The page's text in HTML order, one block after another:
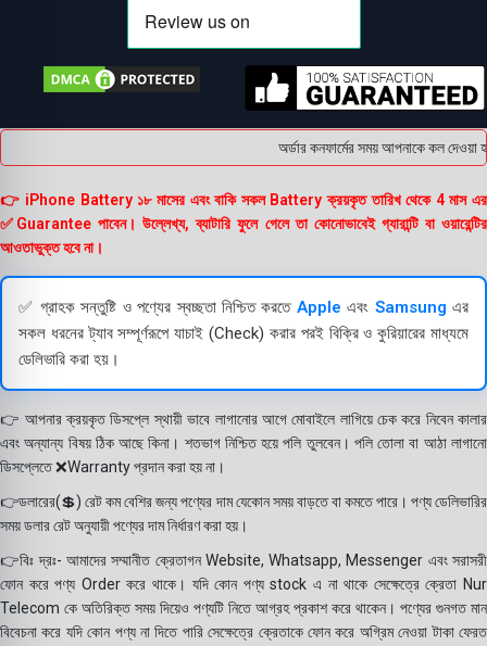
অর্ডার কনফার্মের সময় আপনাকে কল দেওয়া
👉 iPhone Battery ১৮ মাসের এবং বাকি সকল Battery ক্রয়কৃত তারিখ থেকে 4 মাস এর
✅Guarantee পাবেন। উল্লেখ্য, ব্যাটারি ফুলে গেলে তা কোনোভাবেই গ্যারান্টি বা ওয়ারেন্টির
আওতাভুক্ত হবে না।
✅ গ্রাহক সন্তুষ্টি ও পণ্যের স্বচ্ছতা নিশ্চিত করতেApple এবংSamsung এর
সকল ধরনের ট্যাব সম্পূর্ণরূপে যাচাই (Check) করার পরই বিক্রি ও কুরিয়ারের মাধ্যমে
ডেলিভারি করা হয়।
👉 আপনার ক্রয়কৃত ডিসপ্লে স্থায়ী ভাবে লাগানোর আগে মোবাইলে লাগিয়ে চেক করে নিবেন কালার
এবং অন্যান্য বিষয় ঠিক আছে কিনা। শতভাগ নিশ্চিত হয়ে পলি তুলবেন। পলি তোলা বা আঠা লাগানো
ডিসপ্লেতে ❌Warranty প্রদান করা হয় না।
👉ডলারের(💲) রেট কম বেশির জন্য পণ্যের দাম যেকোন সময় বাড়তে বা কমতে পারে। পণ্য ডেলিভারির
সময় ডলার রেট অনুযায়ী পণ্যের দাম নির্ধারণ করা হয়।
👉বিঃ দ্রঃ- আমাদের সম্মানীত ক্রেতাগন Website, Whatsapp, Messenger এবং সরাসরী
ফোন করে পণ্য Order করে থাকে। যদি কোন পণ্য stock এ না থাকে সেক্ষেত্রে ক্রেতা Nur
Telecom কে অতিরিক্ত সময় দিয়েও পণ্যটি নিতে আগ্রহ প্রকাশ করে থাকেন। পণ্যের গুনগত মান
বিবেচনা করে যদি কোন পণ্য না দিতে পারি সেক্ষেত্রে ক্রেতাকে ফোন করে অগ্রিম নেওয়া টাকা ফেরত